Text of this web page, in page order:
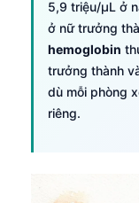
5,9 triệu/µL ở
ở nữ trưởng
hemoglobin
trưởng thành
dù mỗi phòng
riêng.